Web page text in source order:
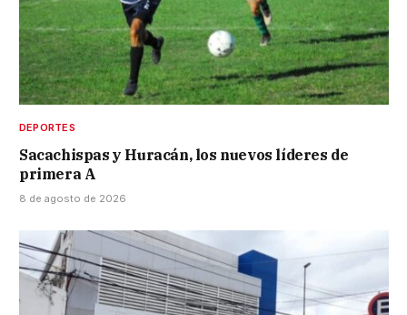
DEPORTES
Sacachispas y Huracán, los nuevos líderes de
primera A
8 de agosto de 2026